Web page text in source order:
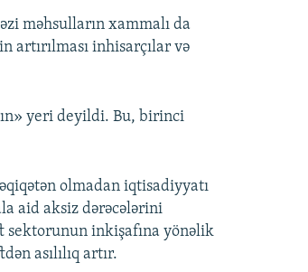
məhsulların xammalı da
inhisarçılar və
yeri deyildi. Bu, birinci
olmadan iqtisadiyyatı
aid aksiz dərəcələrini
inkişafına yönəlik
asılılıq artır.